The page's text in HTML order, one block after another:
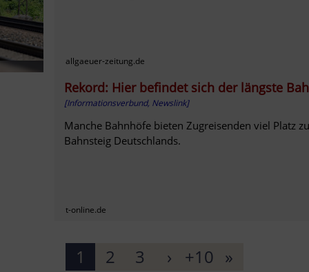
allgaeuer-zeitung.de
Rekord: Hier befindet sich der längste
[Informationsverbund, Newslink]
Manche Bahnhöfe bieten Zugreisenden viel Platz
Bahnsteig Deutschlands.
t-online.de
1 2 3 › +10 »